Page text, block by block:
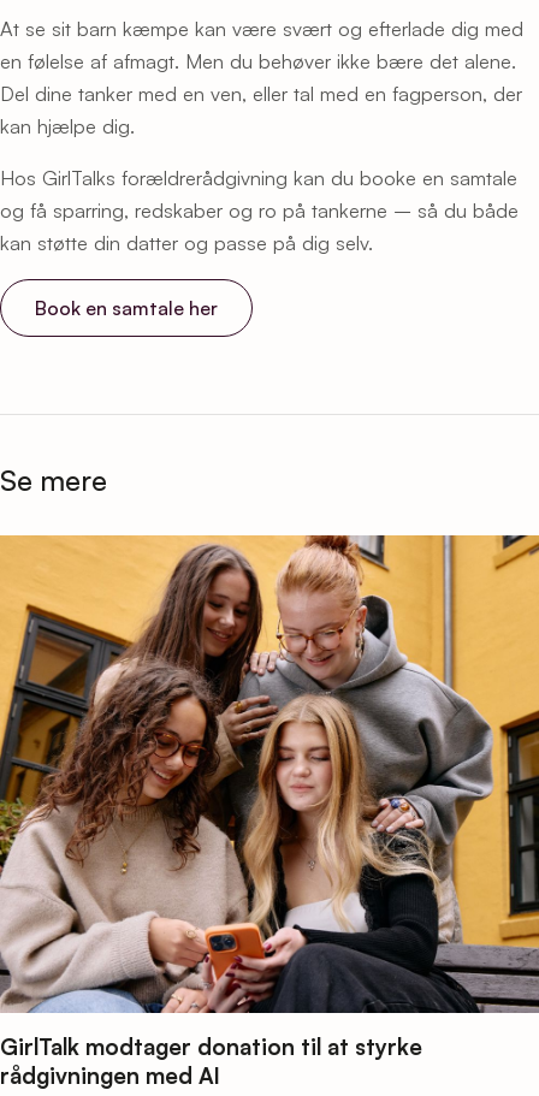
At se sit barn kæmpe kan være svært og efterlade dig med
en følelse af afmagt. Men du behøver ikke bære det alene.
Del dine tanker med en ven, eller tal med en fagperson, der
kan hjælpe dig.
Hos GirlTalks forældrerådgivning kan du booke en samtale
og få sparring, redskaber og ro på tankerne – så du både
kan støtte din datter og passe på dig selv.
Book en samtale her
Se mere
GirlTalk modtager donation til at styrke
rådgivningen med AI